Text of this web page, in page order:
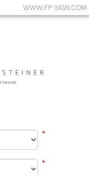
WWW.FP-SIGN.COM
*
*